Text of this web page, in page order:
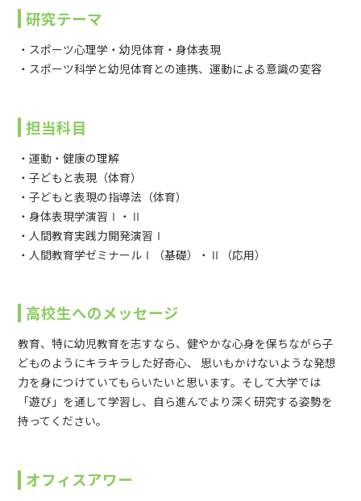
研究テーマ
・スポーツ心理学・幼児体育・身体表現
・スポーツ科学と幼児体育との連携、運動による意識の変容
担当科目
・運動・健康の理解
・子どもと表現（体育）
・子どもと表現の指導法（体育）
・身体表現学演習Ⅰ・Ⅱ
・人間教育実践力開発演習Ⅰ
・人間教育学ゼミナールⅠ（基礎）・Ⅱ（応用）
高校生へのメッセージ
教育、特に幼児教育を志すなら、健やかな心身を保ちながら子
どものようにキラキラした好奇心、 思いもかけないような発想
力を身につけていてもらいたいと思います。そして大学では
「遊び」を通して学習し、自ら進んでより深く研究する姿勢を
持ってください。
オフィスアワー